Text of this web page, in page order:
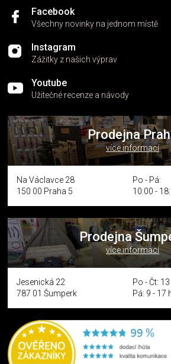
Facebook
Všechny novinky na jednom místě
Instagram
Zážitky z našich výprav
Youtube
Užitečné recenze a návody
Prodejna
více informací
Na Václavce 28
150 00 Praha 5
Po - Pá:
10:00 -
Prodejna
více informací
Jesenická 22
787 01 Šumperk
Po - Čt:
Pá: 9 - 17